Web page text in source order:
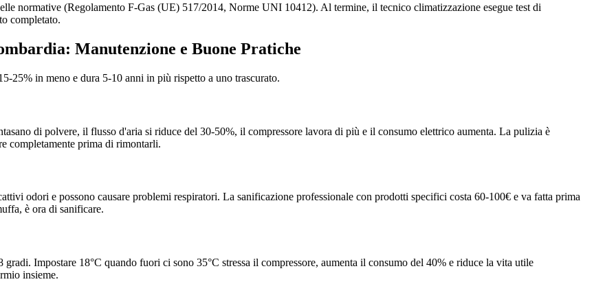
normative (Regolamento F-Gas (UE) 517/2014, Norme UNI 10412). Al termine, il tecnico climatizzazione esegue test di
completato.
Manutenzione e Buone Pratiche
25% in meno e dura 5-10 anni in più rispetto a uno trascurato.
di polvere, il flusso d'aria si riduce del 30-50%, il compressore lavora di più e il consumo elettrico aumenta. La pulizia è
completamente prima di rimontarli.
odori e possono causare problemi respiratori. La sanificazione professionale con prodotti specifici costa 60-100€ e va fatta prima
è ora di sanificare.
Impostare 18°C quando fuori ci sono 35°C stressa il compressore, aumenta il consumo del 40% e riduce la vita utile
insieme.